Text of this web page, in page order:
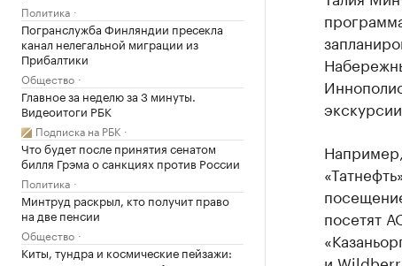
Политика
Погранслужба Финляндии пресекла
канал нелегальной миграции из
Прибалтики
Общество
Главное за неделю за 3 минуты.
Видеоитоги РБК
Подписка на РБК
Что будет после принятия сенатом
билля Грэма о санкциях против России
Политика
Минтруд раскрыл, кто получит право
на две пенсии
Общество
Киты, тундра и космические пейзажи:
посетят